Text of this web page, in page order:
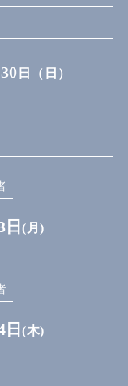
30 日（日）
日(月)
日(木)